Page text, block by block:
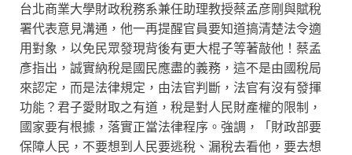
台北商業大學財政稅務系兼任助理教授蔡孟彦剛與賦稅
署代表意見溝通，他一再提醒官員要知道搞清楚法令適
用對象，以免民眾發現背後有更大棍子等著敲他！蔡孟
彥指出，誠實納稅是國民應盡的義務，這不是由國稅局
來認定，而是法律規定，由法官判斷，法官有沒有發揮
功能？君子愛財取之有道，稅是對人民財產權的限制，
國家要有根據，落實正當法律程序。強調，「財政部要
保障人民，不要想到人民要逃稅、漏稅去看他，要去想